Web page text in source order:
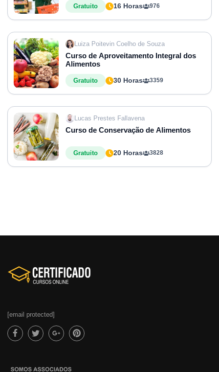
16 Horas
Gratuito 976
Luiza Poitevin Coelho de Souza
Curso de Aproveitamento Integral dos
Alimentos
30 Horas
Gratuito 3359
Lucas Prestes Fallavena
Curso de Conservação de Alimentos
20 Horas
Gratuito 3828
[email protected]